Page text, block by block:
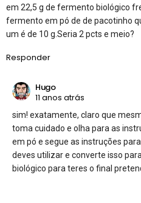
em 22,5 g de fermento biológico
fermento em pó de de pacotinho
um é de 10 g.Seria 2 pcts e meio?
Responder
Hugo
11 anos atrás
sim! exatamente, claro que
toma cuidado e olha para as
em pó e segue as instruções
deves utilizar e converte isso
biológico para teres o final